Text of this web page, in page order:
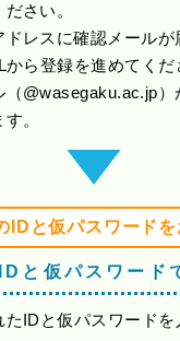
さい。
ドレスに確認メール
ら登録を進めてくだ
@wasegaku.ac.jp）
。
IDと仮パスワード
と仮パスワード
IDと仮パスワードを